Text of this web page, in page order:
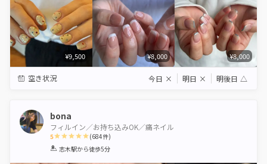
¥9,500 ¥8,000 ¥8,000
空き状況 今日 × 明日 × 明後日 △
bona
フィルイン／お持ち込みOK／痛ネイル
5
1 2 3 4 5
(684件)
志木駅から徒歩5分